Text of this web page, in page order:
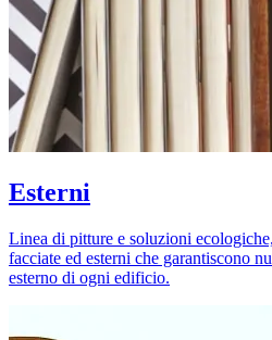
Esterni
Linea di pitture e soluzioni
facciate ed esterni che garantiscono
esterno di ogni edificio.